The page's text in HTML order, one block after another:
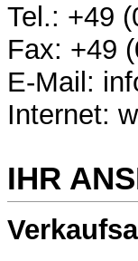
Tel.: +49
Fax: +49
E-Mail:
Internet:
IHR